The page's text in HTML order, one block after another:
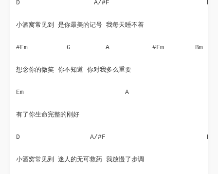
D                   A/#F                         Bm
小酒窝常见到 是你最美的记号 我每天睡不着
#Fm          G         A           #Fm        Bm
想念你的微笑 你不知道 你对我多么重要
Em                          A
有了你生命完整的刚好
D                  A/#F                          Bm
小酒窝常见到 迷人的无可救药 我放慢了步调